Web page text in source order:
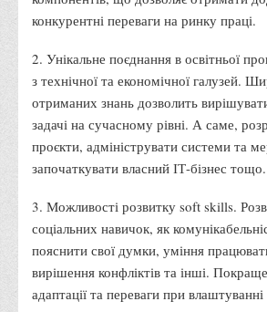
Антикорупційні заходи
Протидія тероризму та насиллю
Як розпізнати глорифікацію збройної
України та протистояти їй?
Правила безпеки під час війни
Соціальна реклама
Правила поведінки у разі виявлення
предметів
Протидія торгівлі людьми
конкурентні переваги на ринку праці.
2. Унікальне поєднання в освітньої
з технічної та економічної галузей.
отриманих знань дозволить
задачі на сучасному рівні. А саме,
проєкти, адмініструвати системи та
започаткувати власний ІТ-бізнес тощо.
3. Можливості розвитку soft skills.
соціальних навичок, як
пояснити свої думки, уміння
вирішення конфліктів та інші.
адаптації та переваги при